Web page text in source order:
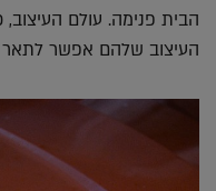
הבית פנימה. עולם
העיצוב שלהם אפשר לתאר